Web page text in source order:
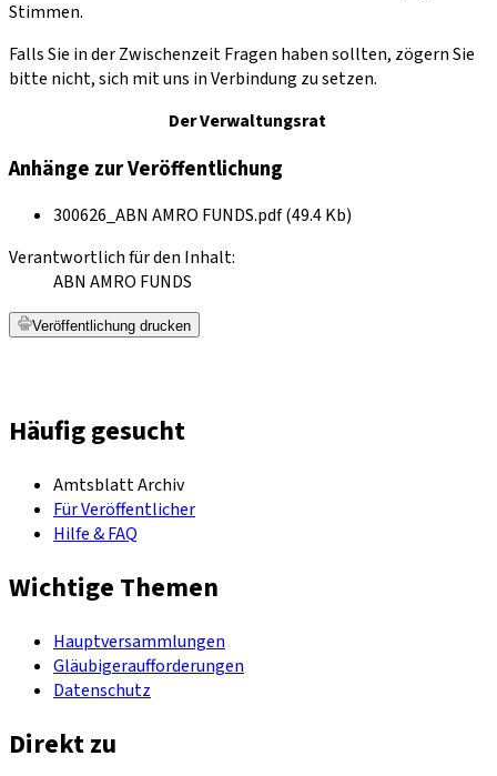
Stimmen.
Falls Sie in der Zwischenzeit Fragen haben sollten, zögern Sie
bitte nicht, sich mit uns in Verbindung zu setzen.
Der Verwaltungsrat
Anhänge zur Veröffentlichung
300626_ABN AMRO FUNDS.pdf (49.4 Kb)
Verantwortlich für den Inhalt:
ABN AMRO FUNDS
Veröffentlichung drucken
Häufig gesucht
Amtsblatt Archiv
Für Veröffentlicher
Hilfe & FAQ
Wichtige Themen
Hauptversammlungen
Gläubigeraufforderungen
Datenschutz
Direkt zu